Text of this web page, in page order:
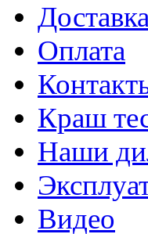
Доставка
Оплата
Краш
Наши
Видео